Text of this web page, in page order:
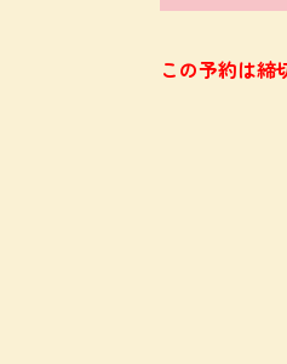
この予約は締